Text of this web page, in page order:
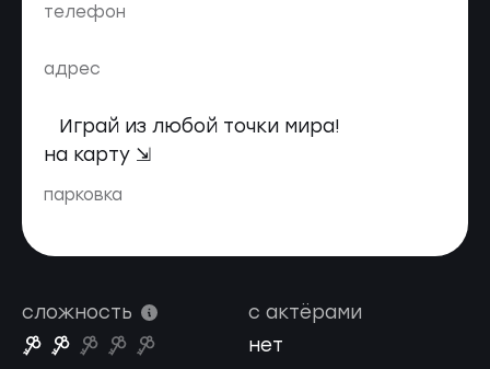
телефон
адрес
Играй из любой точки мира!
на карту ⇲
парковка
сложность
с актёрами
нет